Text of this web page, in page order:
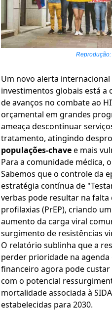
Um novo alerta
investimentos globais está a
de avanços no combate ao
orçamental em grandes
ameaça descontinuar
tratamento, atingindo
populações-chavee mais
Para a comunidade médica,
Sabemos que o controle da
estratégia contínua de
verbas pode resultar na
profilaxias (PrEP), criando
aumento da carga viral
surgimento de resistências
O relatório sublinha que a
perder prioridade na agenda
financeiro agora pode
com o potencial
mortalidade associada à
estabelecidas para 2030.